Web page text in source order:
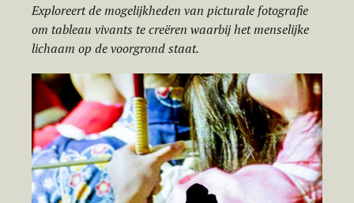
Exploreert de mogelijkheden van picturale fotografie
om tableau vivants te creëren waarbij het menselijke
lichaam op de voorgrond staat.